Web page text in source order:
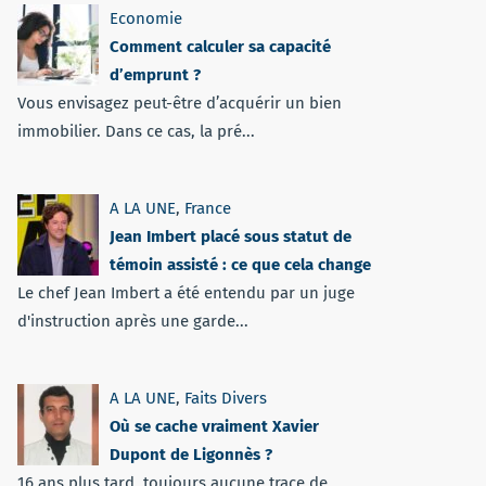
Economie
Comment calculer sa capacité
d’emprunt ?
Vous envisagez peut-être d’acquérir un bien
immobilier. Dans ce cas, la pré...
A LA UNE, France
Jean Imbert placé sous statut de
témoin assisté : ce que cela change
Le chef Jean Imbert a été entendu par un juge
d'instruction après une garde...
A LA UNE, Faits Divers
Où se cache vraiment Xavier
Dupont de Ligonnès ?